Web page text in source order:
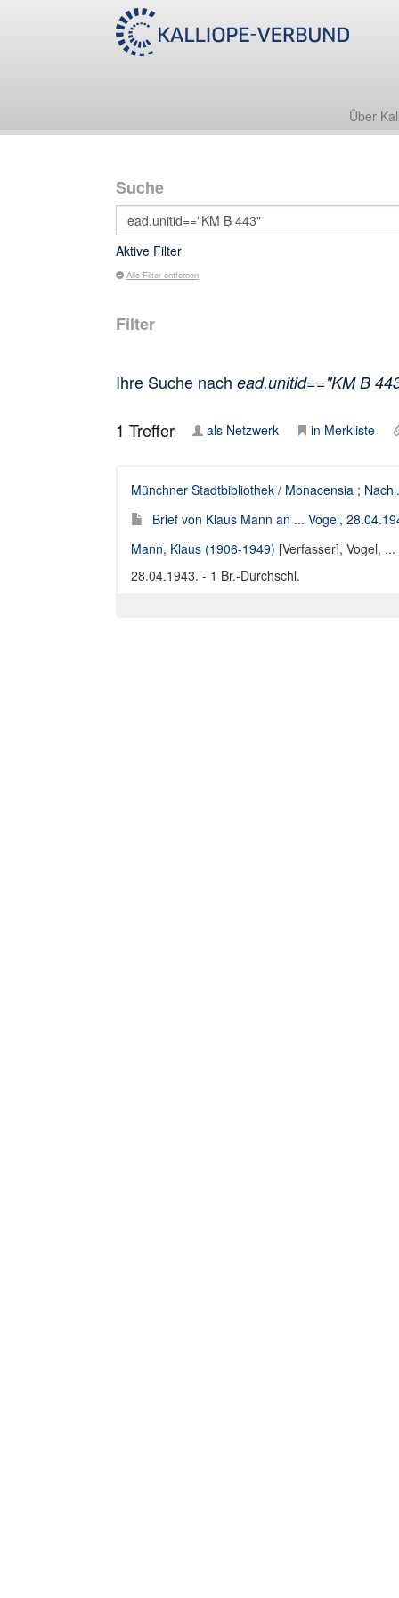
Über
Suche
Aktive Filter
Alle Filter entfernen
Filter
Ihre Suche nach ead.unitid=="KM B
1 Treffer als Netzwerk in Merkliste
Münchner Stadtbibliothek / Monacensia ;
Brief von Klaus Mann an ... Vogel,
Mann, Klaus (1906-1949) [Verfasser], Vogel,
28.04.1943. - 1 Br.-Durchschl.